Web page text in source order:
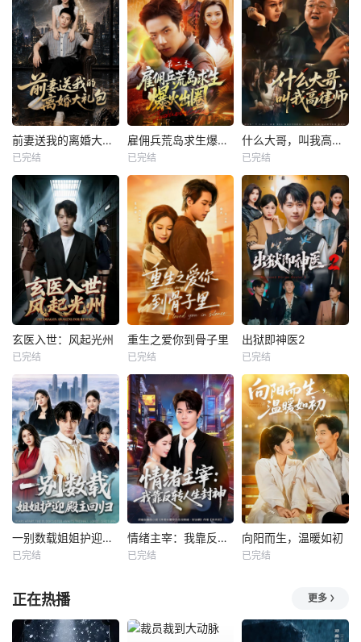
前妻送我的离婚大礼包
已完结
雇佣兵荒岛求生爆火出圈第二季
已完结
什么大哥，叫我高律师
已完结
玄医入世：风起光州
已完结
重生之爱你到骨子里
已完结
出狱即神医2
已完结
一别数载姐姐护迎殿主回归
已完结
情绪主宰：我靠反转人生封神
已完结
向阳而生，温暖如初
已完结
正在热播 更多